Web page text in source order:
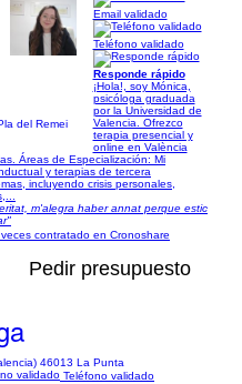
del Remei
Email validado
Teléfono validado
Responde rápido
¡Hola!, soy Mónica,
psicóloga graduada
por la Universidad de
Valencia. Ofrezco
terapia presencial y
online en València
Áreas de Especialización: Mi
y terapias de tercera
incluyendo crisis personales,
m'alegra haber annat perque estic
contratado en Cronoshare
Pedir presupuesto
46013 La Punta
Teléfono validado